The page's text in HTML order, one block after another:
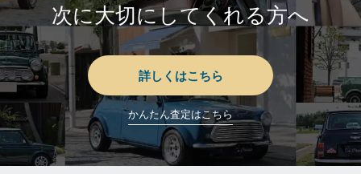
次に大切にしてくれる方へ
詳しくはこちら
かんたん査定はこちら